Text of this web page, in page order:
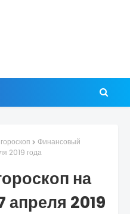
Финансовый
2019 года
на
апреля 2019